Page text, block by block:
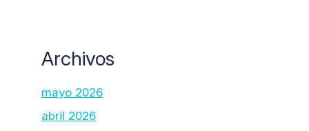
Archivos
mayo 2026
abril 2026